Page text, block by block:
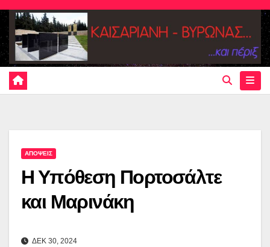
Skip
content
ΑΠΟΨΕΙΣ
Η Υπόθεση Πορτοσάλτε
και Μαρινάκη
ΔΕΚ 30, 2024